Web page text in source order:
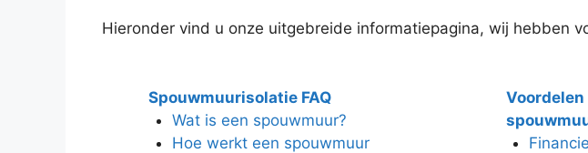
Hieronder vind u onze uitgebreide informatiepagina, wij hebben
Spouwmuurisolatie FAQ
Wat is een spouwmuur?
Hoe werkt een spouwmuur
Voordelen